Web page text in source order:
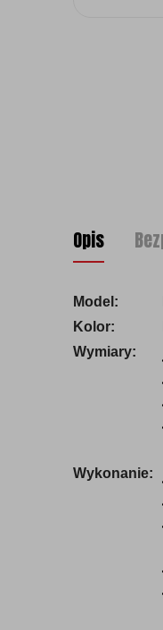
Opis
Model:
Kolor:
Wymiary:
Wykonanie: